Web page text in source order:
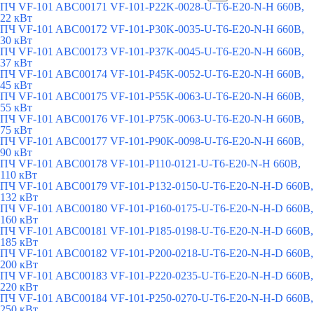
ПЧ VF-101 ABC00171 VF-101-P22K-0028-U-T6-E20-N-H 660В,
22 кВт
ПЧ VF-101 ABC00172 VF-101-P30K-0035-U-T6-E20-N-H 660В,
30 кВт
ПЧ VF-101 ABC00173 VF-101-P37K-0045-U-T6-E20-N-H 660В,
37 кВт
ПЧ VF-101 ABC00174 VF-101-P45K-0052-U-T6-E20-N-H 660В,
45 кВт
ПЧ VF-101 ABC00175 VF-101-P55K-0063-U-T6-E20-N-H 660В,
55 кВт
ПЧ VF-101 ABC00176 VF-101-P75K-0063-U-T6-E20-N-H 660В,
75 кВт
ПЧ VF-101 ABC00177 VF-101-P90K-0098-U-T6-E20-N-H 660В,
90 кВт
ПЧ VF-101 ABC00178 VF-101-P110-0121-U-T6-E20-N-H 660В,
110 кВт
ПЧ VF-101 ABC00179 VF-101-P132-0150-U-T6-E20-N-H-D 660В,
132 кВт
ПЧ VF-101 ABC00180 VF-101-P160-0175-U-T6-E20-N-H-D 660В,
160 кВт
ПЧ VF-101 ABC00181 VF-101-P185-0198-U-T6-E20-N-H-D 660В,
185 кВт
ПЧ VF-101 ABC00182 VF-101-P200-0218-U-T6-E20-N-H-D 660В,
200 кВт
ПЧ VF-101 ABC00183 VF-101-P220-0235-U-T6-E20-N-H-D 660В,
220 кВт
ПЧ VF-101 ABC00184 VF-101-P250-0270-U-T6-E20-N-H-D 660В,